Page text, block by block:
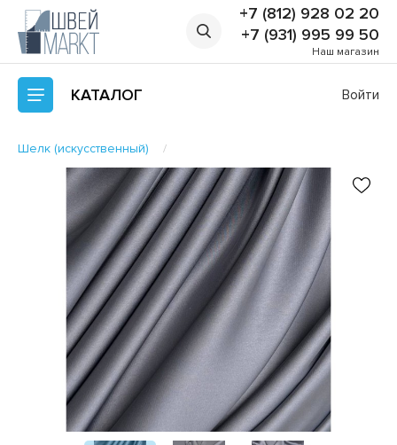
+7 (812) 928 02 20
+7 (931) 995 99 50
Наш магазин
КАТАЛОГ Войти
Шелк (искусственный)